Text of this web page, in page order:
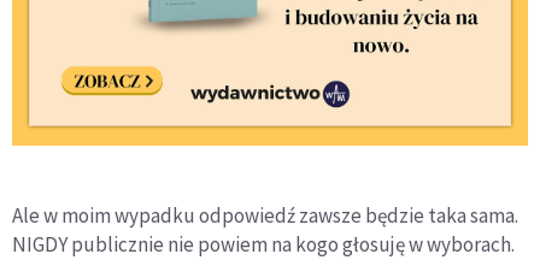
Ale w moim wypadku odpowiedź zawsze będzie taka sama.
NIGDY publicznie nie powiem na kogo głosuję w wyborach.